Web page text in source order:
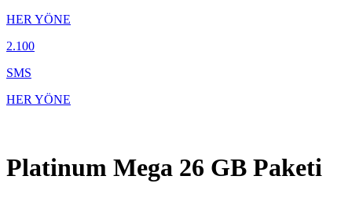
HER YÖNE
2.100
SMS
HER YÖNE
Platinum Mega 26 GB Paketi